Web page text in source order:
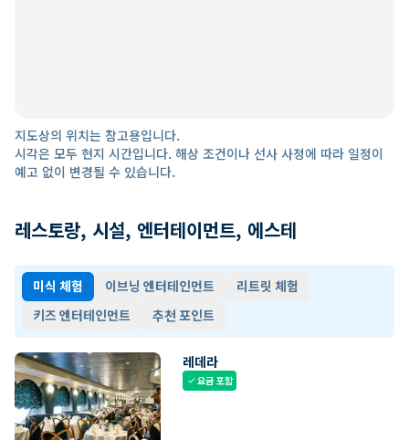
지도상의 위치는 참고용입니다.
시각은 모두 현지 시간입니다. 해상 조건이나 선사 사정에 따라 일정이
예고 없이 변경될 수 있습니다.
레스토랑, 시설, 엔터테이먼트, 에스테
미식 체험 이브닝 엔터테인먼트
리트릿 체험
키즈 엔터테인먼트
추천 포인트
레데라
check요금 포함